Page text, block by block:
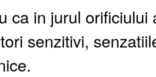
ca in jurul
senzitivi,